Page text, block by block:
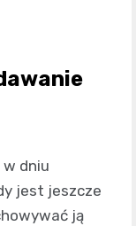
w dniu
jest jeszcze
ją